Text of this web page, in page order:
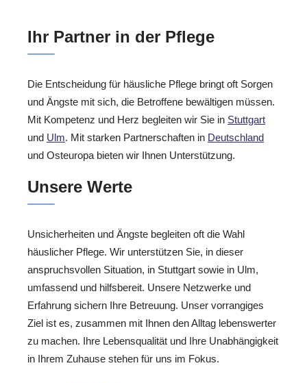
Ihr Partner in der Pflege
Die Entscheidung für häusliche Pflege bringt oft Sorgen
und Ängste mit sich, die Betroffene bewältigen müssen.
Mit Kompetenz und Herz begleiten wir Sie in Stuttgart
und Ulm. Mit starken Partnerschaften in Deutschland
und Osteuropa bieten wir Ihnen Unterstützung.
Unsere Werte
Unsicherheiten und Ängste begleiten oft die Wahl
häuslicher Pflege. Wir unterstützen Sie, in dieser
anspruchsvollen Situation, in Stuttgart sowie in Ulm,
umfassend und hilfsbereit. Unsere Netzwerke und
Erfahrung sichern Ihre Betreuung. Unser vorrangiges
Ziel ist es, zusammen mit Ihnen den Alltag lebenswerter
zu machen. Ihre Lebensqualität und Ihre Unabhängigkeit
in Ihrem Zuhause stehen für uns im Fokus.